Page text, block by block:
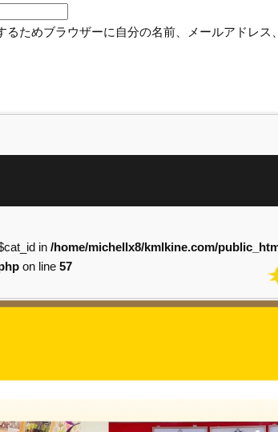
るためブラウザーに自分の名前、メールアドレス
in /home/michellx8/kmlkine.com/
on line 57